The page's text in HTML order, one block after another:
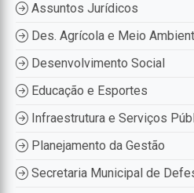
Assuntos Jurídicos
Des. Agrícola e Meio
Desenvolvimento Social
Educação e Esportes
Infraestrutura e Serviços
Planejamento da Gestão
Secretaria Municipal de